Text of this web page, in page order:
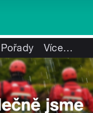
Pořady Více…